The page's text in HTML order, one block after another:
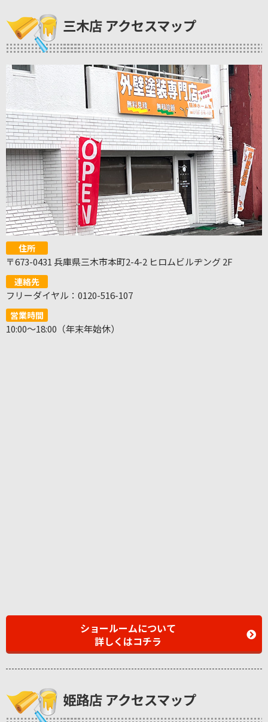
三木店 アクセスマップ
住所
〒673-0431 兵庫県三木市本町2-4-2 ヒロムビルヂング 2F
連絡先
フリーダイヤル：0120-516-107
営業時間
10:00～18:00（年末年始休）
ショールームについて
詳しくはコチラ
姫路店 アクセスマップ